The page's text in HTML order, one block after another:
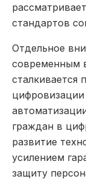
стандартов
Отдельное
современным
сталкивается
граждан в
развитие
усилением
защиту